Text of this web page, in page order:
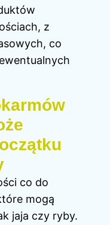
z
co
co do
mogą
jaja czy ryby.